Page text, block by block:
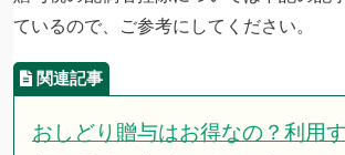
ているので、ご参考にしてください。
おしどり贈与はお得なの？利用